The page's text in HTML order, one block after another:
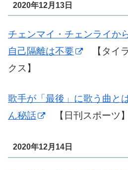
2020年12月13日
チェンマイ・チェンライか
自己隔離は不要
【タイラ
クス】
歌手が「最後」に歌う曲と
ん秘話
【日刊スポーツ】
2020年12月14日